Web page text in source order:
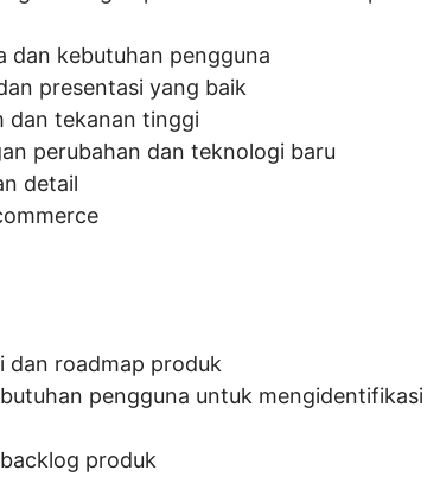
dan kebutuhan pengguna
presentasi yang baik
dan tekanan tinggi
perubahan dan teknologi baru
detail
dan roadmap produk
pengguna untuk mengidentifikasi
produk